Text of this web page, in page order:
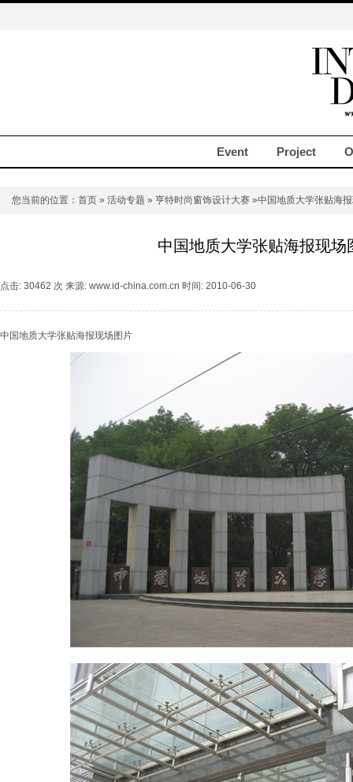
Event Project
您当前的位置： 首页 » 活动专题 » 亨特时尚窗饰设计大赛 »中国地质大学张贴海
中国地质大学张贴海报现场
点击: 30462 次 来源: www.id-china.com.cn 时间: 2010-06-30
中国地质大学张贴海报现场图片